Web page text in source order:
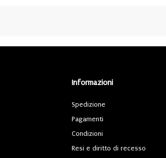
Informazioni
Spedizione
Pagamenti
Condizioni
Resi e diritto di recesso